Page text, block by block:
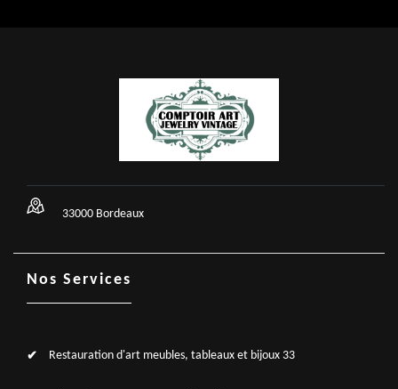
33000 Bordeaux
Nos Services
Restauration d'art meubles, tableaux et bijoux 33